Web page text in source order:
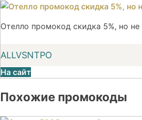
Отелло промокод скидка 5%, но
ALLVSNTPO
На сайт
Похожие промокоды